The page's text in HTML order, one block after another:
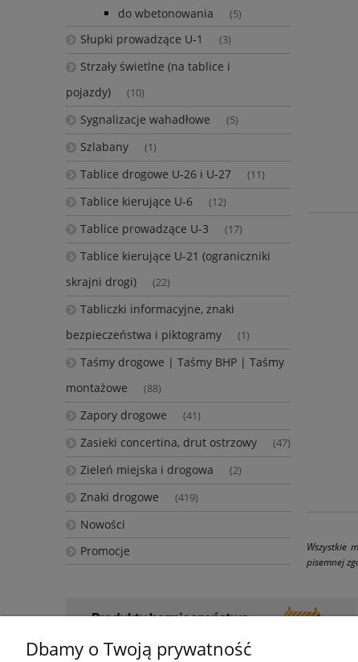
do wbetonowania (5)
Słupki prowadzące U-1 (3)
Strzały świetlne (na tablice i
pojazdy)
(10)
Sygnalizacje wahadłowe (5)
Szlabany (1)
Tablice drogowe U-26 i U-27 (11)
Tablice kierujące U-6 (12)
Tablice prowadzące U-3 (17)
Tablice kierujące U-21 (ograniczniki
skrajni drogi)
(22)
Tabliczki informacyjne, znaki
bezpieczeństwa i piktogramy
(1)
Taśmy drogowe | Taśmy BHP | Taśmy
montażowe
(88)
Zapory drogowe (41)
Zasieki concertina, drut ostrzowy (47)
Zieleń miejska i drogowa (2)
Znaki drogowe (419)
Nowości
Promocje
Wszystkie
pisemnej
Dbamy o Twoją prywatność